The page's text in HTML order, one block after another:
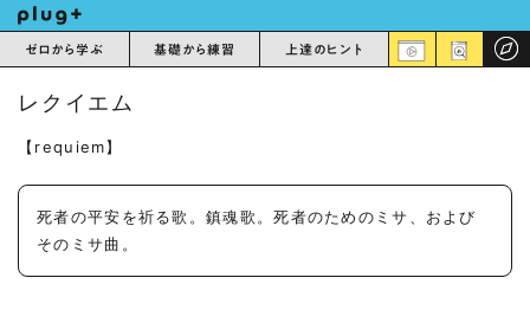
ゼロから学ぶ 基礎から練習 上達のヒント
レクイエム
【requiem】
死者の平安を祈る歌。鎮魂歌。死者のためのミサ、および
そのミサ曲。